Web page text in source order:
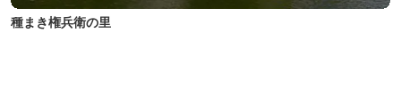
種まき権兵衛の里